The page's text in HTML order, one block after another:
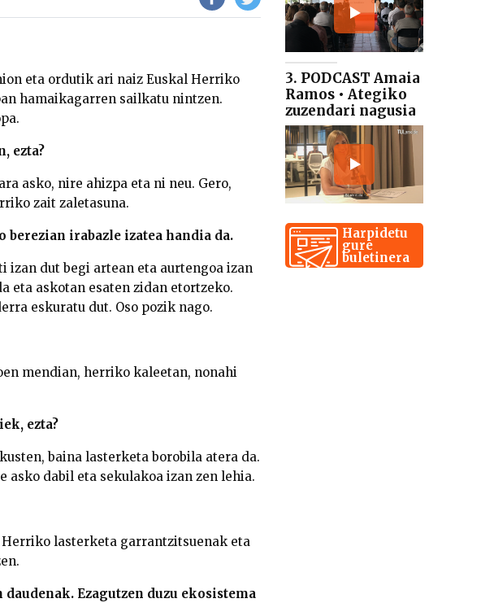
eta ordutik ari naiz Euskal Herriko
hamaikagarren sailkatu nintzen.
ezta?
asko, nire ahizpa eta ni neu. Gero,
zait zaletasuna.
irabazle izatea handia da.
izan dut begi artean eta aurtengoa izan
eta askotan esaten zidan etortzeko.
eskuratu dut. Oso pozik nago.
mendian, herriko kaleetan, nonahi
ezta?
baina lasterketa borobila atera da.
asko dabil eta sekulakoa izan zen lehia.
lasterketa garrantzitsuenak eta
Ezagutzen duzu ekosistema
3. PODCAST Amaia
Ramos • Ategiko
zuzendari nagusia
Harpidetu
gure
buletinera